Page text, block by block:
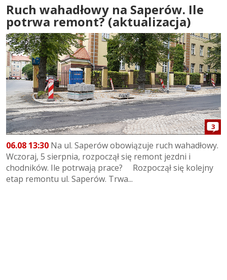
Ruch wahadłowy na Saperów. Ile
potrwa remont? (aktualizacja)
3
06.08 13:30 Na ul. Saperów obowiązuje ruch wahadłowy.
Wczoraj, 5 sierpnia, rozpoczął się remont jezdni i
chodników. Ile potrwają prace? Rozpoczął się kolejny
etap remontu ul. Saperów. Trwa...